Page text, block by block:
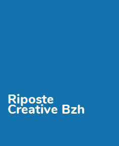
Riposte
Creative Bzh